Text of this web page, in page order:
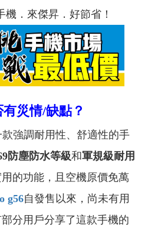
機．來傑昇．好節省！
有災情/缺點？
款強調耐用性、舒適性的手
防塵防水等級和軍規級耐用
的功能，且空機原價免萬
g56自發售以來 ，尚未有用
分用戶分享了這款手機的